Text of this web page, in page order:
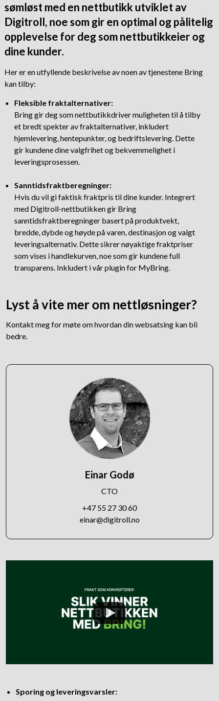
sømløst med en nettbutikk utviklet av
Digitroll, noe som gir en optimal og pålitelig
opplevelse for deg som nettbutikkeier og
dine kunder.
Her er en utfyllende beskrivelse av noen av tjenestene Bring
kan tilby:
Fleksible fraktalternativer:
Bring gir deg som nettbutikkdriver muligheten til å tilby
et bredt spekter av fraktalternativer, inkludert
hjemlevering, hentepunkter, og bedriftslevering. Dette
gir kundene dine valgfrihet og bekvemmelighet i
leveringsprosessen.
Sanntidsfraktberegninger:
Hvis du vil gi faktisk fraktpris til dine kunder. Integrert
med Digitroll-nettbutikken gir Bring
sanntidsfraktberegninger basert på produktvekt,
bredde, dybde og høyde på varen, destinasjon og valgt
leveringsalternativ. Dette sikrer nøyaktige fraktpriser
som vises i handlekurven, noe som gir kundene full
transparens. Inkludert i vår plugin for MyBring.
Lyst å vite mer om nettløsninger?
Kontakt meg for møte om hvordan din websatsing kan bli
bedre.
Einar Godø
CTO
+47 55 27 30 60
einar@digitroll.no
Sporing og leveringsvarsler: